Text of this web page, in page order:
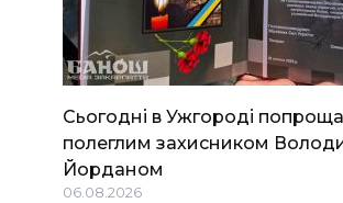
Сьогодні в Ужгороді
полеглим захисником
Йорданом
06.08.2026